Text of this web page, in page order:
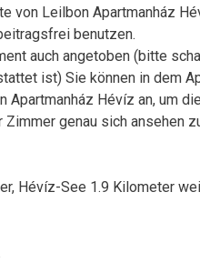
von Leilbon Apartmanház
benutzen.
auch angetoben (bitte
ist) Sie können in dem
Apartmanház Hévíz an, um
genau sich ansehen
Hévíz-See 1.9 Kilometer